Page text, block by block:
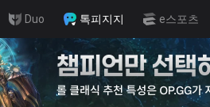
Duo 톡피지지 e스포츠